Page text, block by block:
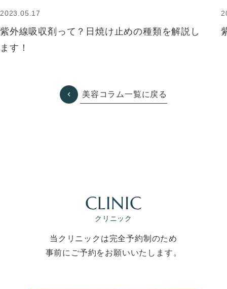
2023.05.17
紫外線吸収剤って？日焼け止めの種類を解説し
ます！
美容コラム一覧に戻る
CLINIC
クリニック
当クリニックは完全予約制のため
事前にご予約をお願いいたします。